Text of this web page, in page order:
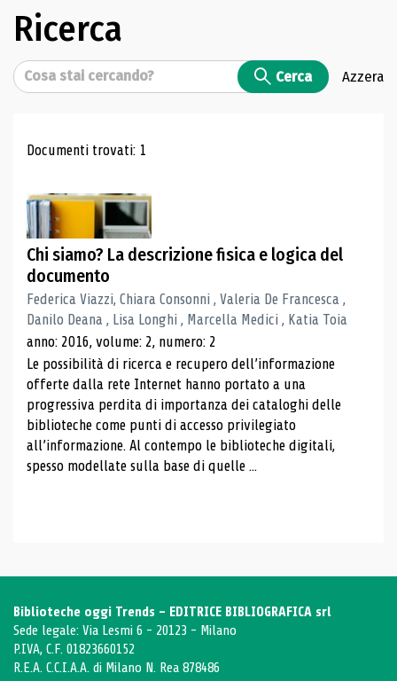
Ricerca
Cerca Cerca Azzera
Risultati di ricerca
Documenti trovati: 1
Chi siamo? La descrizione fisica e logica del
documento
Federica Viazzi, Chiara Consonni , Valeria De Francesca ,
Danilo Deana , Lisa Longhi , Marcella Medici , Katia Toia
anno: 2016, volume: 2, numero: 2
Le possibilità di ricerca e recupero dell’informazione
offerte dalla rete Internet hanno portato a una
progressiva perdita di importanza dei cataloghi delle
biblioteche come punti di accesso privilegiato
all’informazione. Al contempo le biblioteche digitali,
spesso modellate sulla base di quelle ...
Biblioteche oggi Trends - EDITRICE BIBLIOGRAFICA srl
Sede legale: Via Lesmi 6 - 20123 - Milano
P.IVA, C.F. 01823660152
R.E.A. C.C.I.A.A. di Milano N. Rea 878486